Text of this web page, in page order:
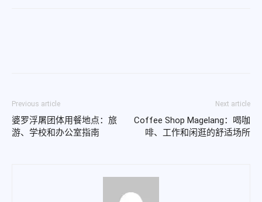
Previous article
婆罗浮屠团体用餐地点：旅
游、学校和办公室指南
Next article
Coffee Shop Magelang：喝咖
啡、工作和闲逛的舒适场所